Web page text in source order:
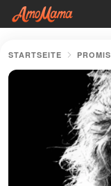
STARTSEITE PROMIS